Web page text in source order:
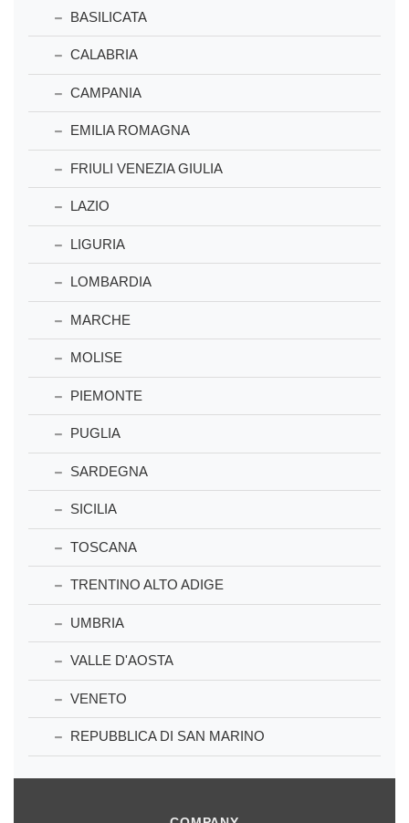
BASILICATA
CALABRIA
CAMPANIA
EMILIA ROMAGNA
FRIULI VENEZIA GIULIA
LAZIO
LIGURIA
LOMBARDIA
MARCHE
MOLISE
PIEMONTE
PUGLIA
SARDEGNA
SICILIA
TOSCANA
TRENTINO ALTO ADIGE
UMBRIA
VALLE D'AOSTA
VENETO
REPUBBLICA DI SAN MARINO